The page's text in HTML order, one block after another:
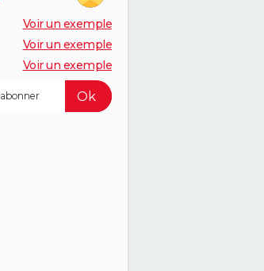
Voir un exemple
Voir un exemple
Voir un exemple